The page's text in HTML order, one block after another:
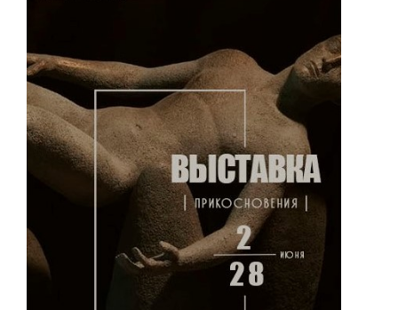
Курсы повышения квалификации
Центр непрерывного образования
Конкурсы
Творческий инкубатор